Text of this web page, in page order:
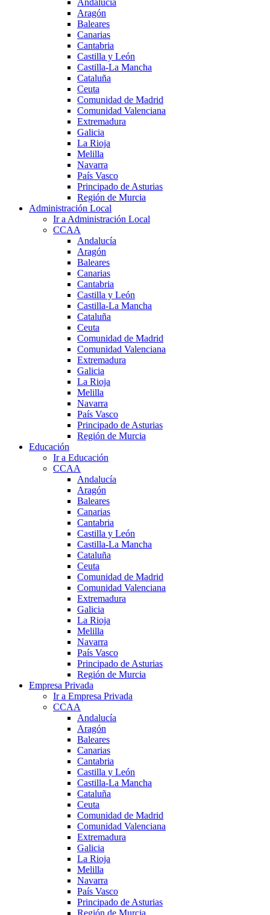
Aragón
Baleares
Canarias
Cantabria
Castilla y León
Castilla-La Mancha
Cataluña
Ceuta
Comunidad de Madrid
Comunidad Valenciana
Extremadura
Galicia
La Rioja
Melilla
Navarra
País Vasco
Principado de Asturias
Región de Murcia
Administración Local
Ir a Administración Local
CCAA
Andalucía
Aragón
Baleares
Canarias
Cantabria
Castilla y León
Castilla-La Mancha
Cataluña
Ceuta
Comunidad de Madrid
Comunidad Valenciana
Extremadura
Galicia
La Rioja
Melilla
Navarra
País Vasco
Principado de Asturias
Región de Murcia
Educación
Ir a Educación
CCAA
Andalucía
Aragón
Baleares
Canarias
Cantabria
Castilla y León
Castilla-La Mancha
Cataluña
Ceuta
Comunidad de Madrid
Comunidad Valenciana
Extremadura
Galicia
La Rioja
Melilla
Navarra
País Vasco
Principado de Asturias
Región de Murcia
Empresa Privada
Ir a Empresa Privada
CCAA
Andalucía
Aragón
Baleares
Canarias
Cantabria
Castilla y León
Castilla-La Mancha
Cataluña
Ceuta
Comunidad de Madrid
Comunidad Valenciana
Extremadura
Galicia
La Rioja
Melilla
Navarra
País Vasco
Principado de Asturias
Región de Murcia